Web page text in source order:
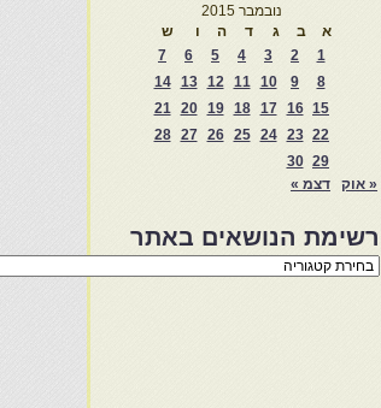
נובמבר 2015
א
ב ג ד ה ו
ש
1
2
3
4
5
6
7
8
9
10
11
12
13
14
15
16
17
18
19
20
21
22
23
24
25
26
27
28
29
30
« אוק
דצמ »
רשימת הנושאים באתר
רשימת
הנושאים